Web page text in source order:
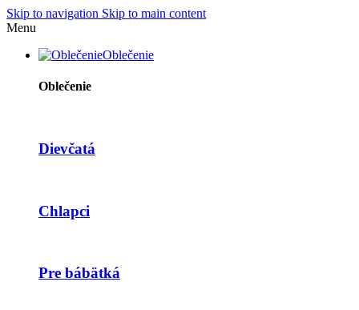
Skip to navigation Skip to main content
Menu
Oblečenie
Oblečenie
Dievčatá
Chlapci
Pre bábätká